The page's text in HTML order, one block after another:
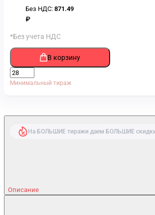
Без НДС: 871.49
₽
*Без учета НДС
В корзину
Минимальный тираж
На БОЛЬШИЕ тиражи даем БОЛЬШИЕ
Описание